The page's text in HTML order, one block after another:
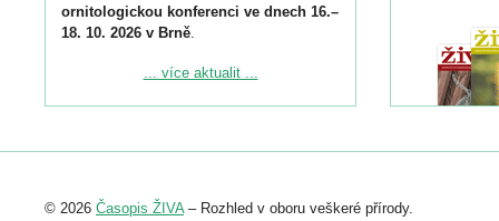
ornitologickou konferenci ve dnech 16.–
18. 10. 2026 v Brně.
Podrobnější informace ke konferenci
Registrovat se můžete do 6. září.
abstraktu přihlášené přednášky nebo
... více aktualit ...
© 2026 Časopis ŽIVA– Rozhled v oboru veškeré přírody.